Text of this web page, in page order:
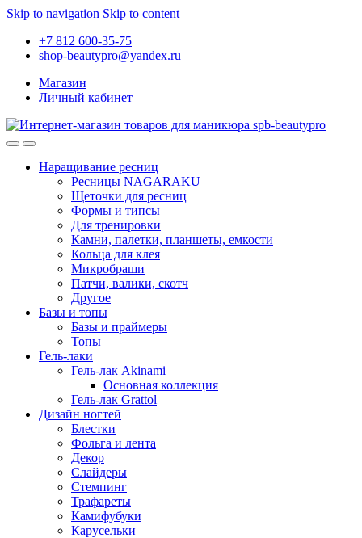
Skip to navigation Skip to content
+7 812 600-35-75
shop-beautypro@yandex.ru
Магазин
Личный кабинет
Наращивание ресниц
Ресницы NAGARAKU
Щеточки для ресниц
Формы и типсы
Для тренировки
Камни, палетки, планшеты, емкости
Кольца для клея
Микробраши
Патчи, валики, скотч
Другое
Базы и топы
Базы и праймеры
Топы
Гель-лаки
Гель-лак Akinami
Основная коллекция
Гель-лак Grattol
Дизайн ногтей
Блестки
Фольга и лента
Декор
Слайдеры
Стемпинг
Трафареты
Камифубуки
Карусельки